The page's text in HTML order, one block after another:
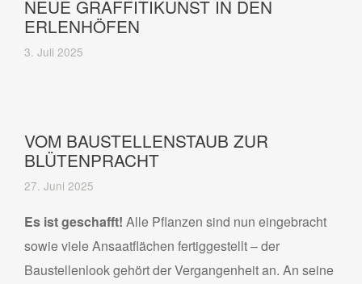
NEUE GRAFFITIKUNST IN DEN
ERLENHÖFEN
3. Juli 2025
VOM BAUSTELLENSTAUB ZUR
BLÜTENPRACHT
27. Juni 2025
Es ist geschafft! Alle Pflanzen sind nun eingebracht
sowie viele Ansaatflächen fertiggestellt – der
Baustellenlook gehört der Vergangenheit an. An seine